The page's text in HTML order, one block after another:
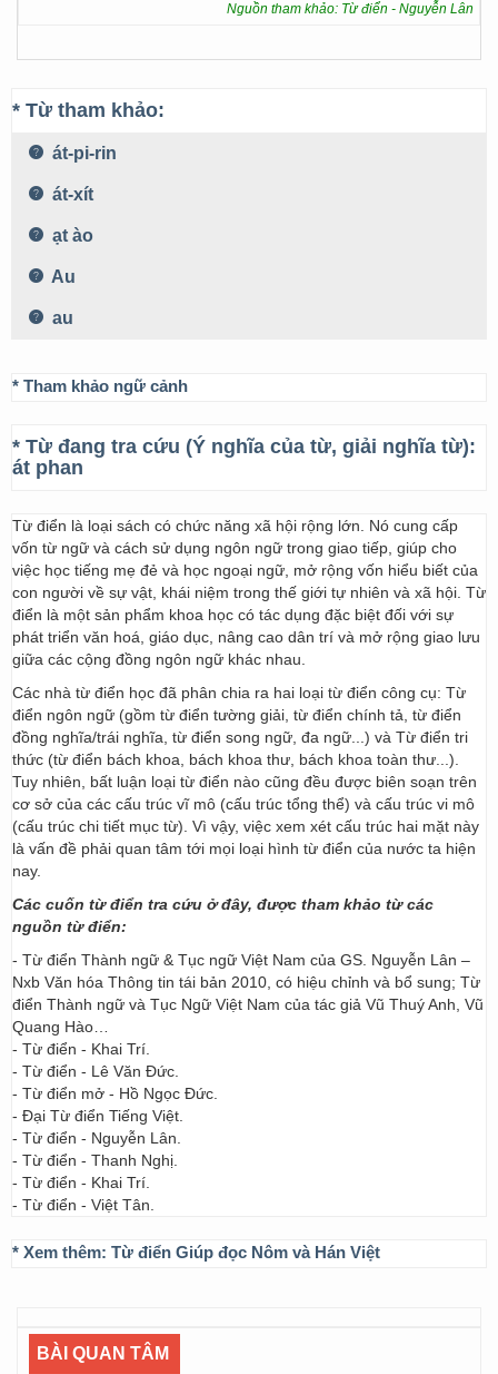
Nguồn tham khảo: Từ điển - Nguyễn Lân
* Từ tham khảo:
át-pi-rin
át-xít
ạt ào
Au
au
* Tham khảo ngữ cảnh
* Từ đang tra cứu (Ý nghĩa của từ, giải nghĩa từ):
át phan
Từ điển là loại sách có chức năng xã hội rộng lớn. Nó cung cấp
vốn từ ngữ và cách sử dụng ngôn ngữ trong giao tiếp, giúp cho
việc học tiếng mẹ đẻ và học ngoại ngữ, mở rộng vốn hiểu biết của
con người về sự vật, khái niệm trong thế giới tự nhiên và xã hội. Từ
điển là một sản phẩm khoa học có tác dụng đặc biệt đối với sự
phát triển văn hoá, giáo dục, nâng cao dân trí và mở rộng giao lưu
giữa các cộng đồng ngôn ngữ khác nhau.
Các nhà từ điển học đã phân chia ra hai loại từ điển công cụ: Từ
điển ngôn ngữ (gồm từ điển tường giải, từ điển chính tả, từ điển
đồng nghĩa/trái nghĩa, từ điển song ngữ, đa ngữ...) và Từ điển tri
thức (từ điển bách khoa, bách khoa thư, bách khoa toàn thư...).
Tuy nhiên, bất luận loại từ điển nào cũng đều được biên soạn trên
cơ sở của các cấu trúc vĩ mô (cấu trúc tổng thể) và cấu trúc vi mô
(cấu trúc chi tiết mục từ). Vì vậy, việc xem xét cấu trúc hai mặt này
là vấn đề phải quan tâm tới mọi loại hình từ điển của nước ta hiện
nay.
Các cuốn từ điển tra cứu ở đây, được tham khảo từ các
nguồn từ điển:
- Từ điển Thành ngữ & Tục ngữ Việt Nam của GS. Nguyễn Lân –
Nxb Văn hóa Thông tin tái bản 2010, có hiệu chỉnh và bổ sung; Từ
điển Thành ngữ và Tục Ngữ Việt Nam của tác giả Vũ Thuý Anh, Vũ
Quang Hào…
- Từ điển - Khai Trí.
- Từ điển - Lê Văn Đức.
- Từ điển mở - Hồ Ngọc Đức.
- Đại Từ điển Tiếng Việt.
- Từ điển - Nguyễn Lân.
- Từ điển - Thanh Nghị.
- Từ điển - Khai Trí.
- Từ điển - Việt Tân.
* Xem thêm: Từ điển Giúp đọc Nôm và Hán Việt
BÀI QUAN TÂM